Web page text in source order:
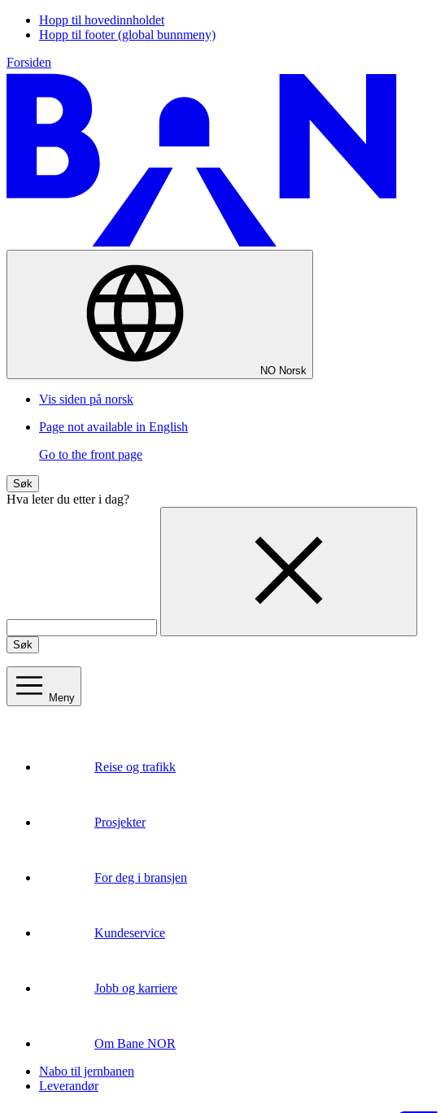
Hopp til hovedinnholdet
Hopp til footer (global bunnmeny)
Forsiden
NO Norsk
Vis siden på norsk
Page not available in English
Go to the front page
Søk
Hva leter du etter i dag?
Søk
Meny
Reise og trafikk
Prosjekter
For deg i bransjen
Kundeservice
Jobb og karriere
Om Bane NOR
Nabo til jernbanen
Leverandør